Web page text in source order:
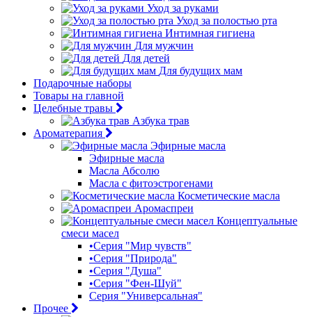
Уход за руками
Уход за полостью рта
Интимная гигиена
Для мужчин
Для детей
Для будущих мам
Подарочные наборы
Товары на главной
Целебные травы
Азбука трав
Ароматерапия
Эфирные масла
Эфирные масла
Масла Абсолю
Масла с фитоэстрогенами
Косметические масла
Аромаспреи
Концептуальные
смеси масел
•Серия "Мир чувств"
•Серия "Природа"
•Серия "Душа"
•Серия "Фен-Шуй"
Серия "Универсальная"
Прочее